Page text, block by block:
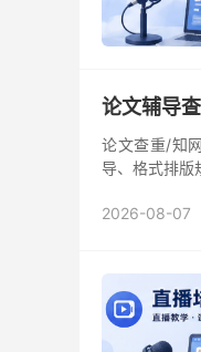
论文辅导
论文查重/知
导、格式排版
2026-08-07